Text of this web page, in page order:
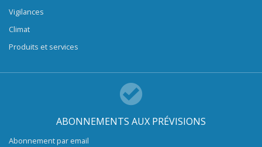
Vigilances
Climat
Produits et services
ABONNEMENTS AUX PRÉVISIONS
Abonnement par email